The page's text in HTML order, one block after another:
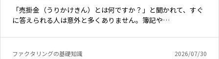
「売掛金（うりかけきん）とは何ですか？」と聞かれて、すぐ
に答えられる人は意外と多くありません。簿記や…
ファクタリングの基礎知識 2026/07/30